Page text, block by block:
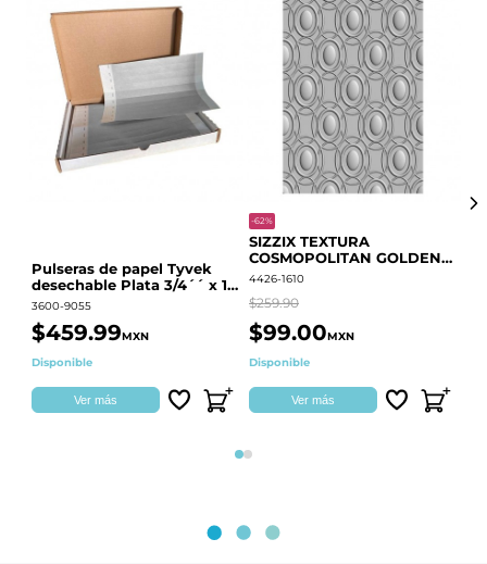
Pulseras de papel Tyvek
desechable Plata 3/4´´ x 10
´´
3600-9055
$459.99MXN
Disponible
Ver más
-62%
SIZZIX TEXTURA
COSMOPOLITAN GOLDEN
RINGS S.PARK 666700
4426-1610
$259.90
$99.00MXN
Disponible
Ver más
Página 1
Página 2